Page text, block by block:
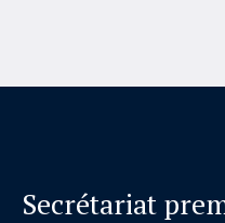
Secrétariat